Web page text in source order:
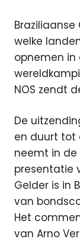
welke
opnemen
NOS zendt
De
en duurt tot
neemt in de
presentatie
Gelder is in
van
Het
van Arno